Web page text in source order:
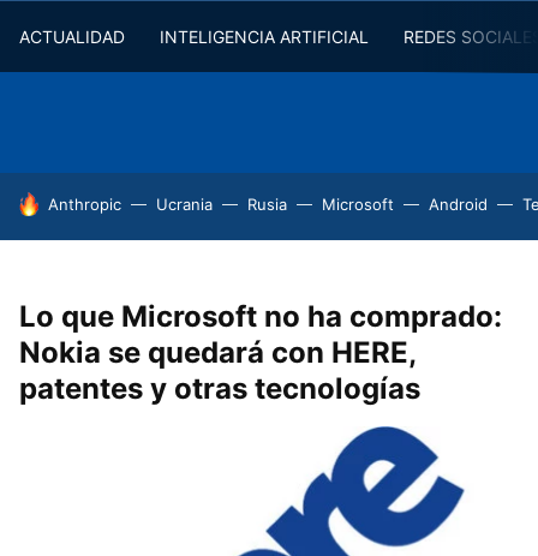
ACTUALIDAD INTELIGENCIA ARTIFICIAL REDES
HOY SE HABLA DE
Anthropic Ucrania Rusia Microsoft Android
Lo que Microsoft no ha comprado:
Nokia se quedará con HERE,
patentes y otras tecnologías